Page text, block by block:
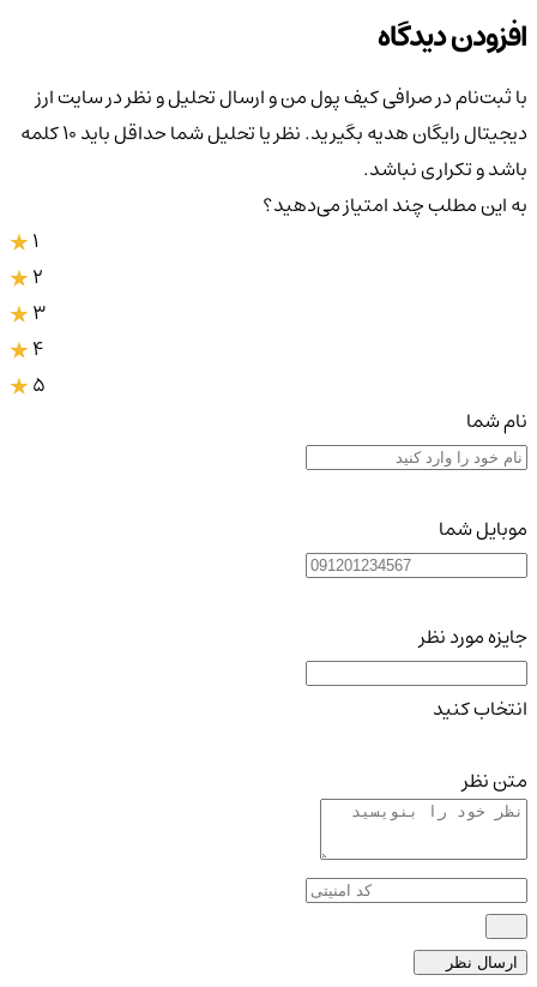
افزودن دیدگاه
با ثبت‌نام در صرافی کیف پول من و ارسال تحلیل و نظر در سایت ارز
دیجیتال رایگان هدیه بگیرید. نظر یا تحلیل شما حداقل باید ۱۰ کلمه
باشد و تکراری نباشد.
به این مطلب چند امتیاز می‌دهید؟
3
4
5
نام شما
موبایل شما
جایزه مورد نظر
انتخاب کنید
متن نظر
ارسال نظر